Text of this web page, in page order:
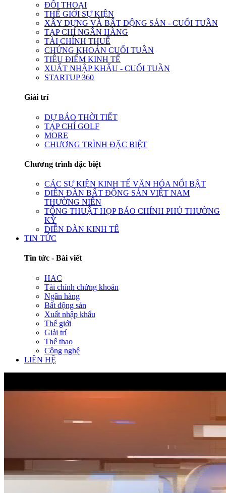
ĐỐI THOẠI
THẾ GIỚI SỰ KIỆN
XÂY DỰNG VÀ BẤT ĐỘNG SẢN - CUỐI TUẦN
TẠP CHÍ NGÂN HÀNG
TÀI CHÍNH THUẾ
CHỨNG KHOÁN CUỐI TUẦN
TIÊU ĐIỂM KINH TẾ
XUẤT NHẬP KHẨU - CUỐI TUẦN
STARTUP 360
Giải trí
DỰ BÁO THỜI TIẾT
TẠP CHÍ GOLF
MORE
CHƯƠNG TRÌNH ĐẶC BIỆT
Chương trình đặc biệt
CÁC SỰ KIỆN KINH TẾ VĂN HÓA NỔI BẬT
DIỄN ĐÀN BẤT ĐỘNG SẢN VIỆT NAM
THƯỜNG NIÊN
TỔNG THUẬT HỌP BÁO CHÍNH PHỦ THƯỜNG
KỲ
DIỄN ĐÀN KINH TẾ
TIN TỨC
Tin tức - Bài viết
HAC
Tài chính chứng khoán
Ngân hàng
Bất động sản
Xuất nhập khẩu
Thế giới
Giải trí
Thể thao
Công nghệ
LIÊN HỆ